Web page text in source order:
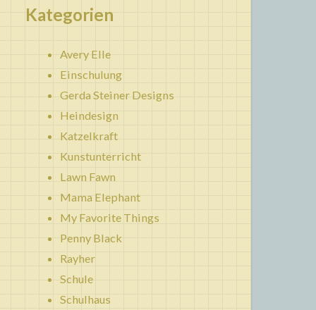
Kategorien
Avery Elle
Einschulung
Gerda Steiner Designs
Heindesign
Katzelkraft
Kunstunterricht
Lawn Fawn
Mama Elephant
My Favorite Things
Penny Black
Rayher
Schule
Schulhaus